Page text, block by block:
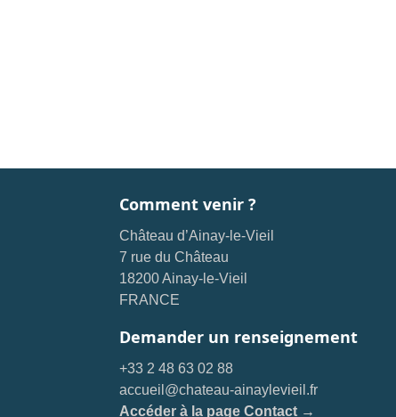
Comment venir ?
Château d’Ainay-le-Vieil
7 rue du Château
18200 Ainay-le-Vieil
FRANCE
Demander un renseignement
+33 2 48 63 02 88
accueil@chateau-ainaylevieil.fr
Accéder à la page Contact →